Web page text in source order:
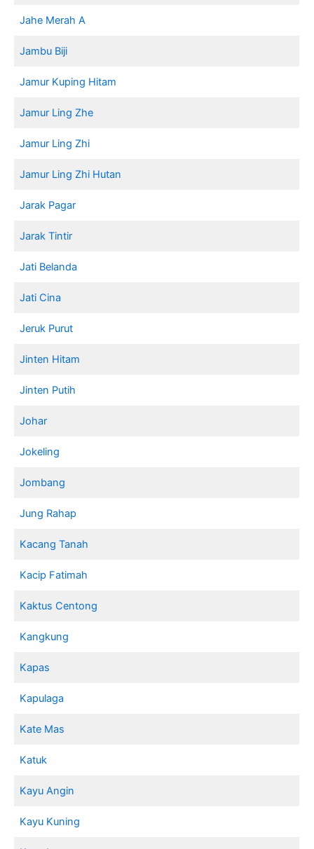
Jahe Merah A
Jambu Biji
Jamur Kuping Hitam
Jamur Ling Zhe
Jamur Ling Zhi
Jamur Ling Zhi Hutan
Jarak Pagar
Jarak Tintir
Jati Belanda
Jati Cina
Jeruk Purut
Jinten Hitam
Jinten Putih
Johar
Jokeling
Jombang
Jung Rahap
Kacang Tanah
Kacip Fatimah
Kaktus Centong
Kangkung
Kapas
Kapulaga
Kate Mas
Katuk
Kayu Angin
Kayu Kuning